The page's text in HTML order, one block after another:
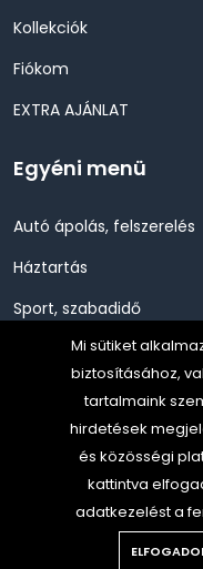
Kollekciók
Fiókom
EXTRA AJÁNLAT
Egyéni menü
Autó ápolás, felszerelés
Háztartás
Sport, szabadidő
Szépség, Egészség,
Szerszám, Barkácsolás
Telefon, Okos eszköz,
Mi sütiket
biztosításához,
tartalmaink
hirdetések
és közösségi
kattintva
adatkezelést a